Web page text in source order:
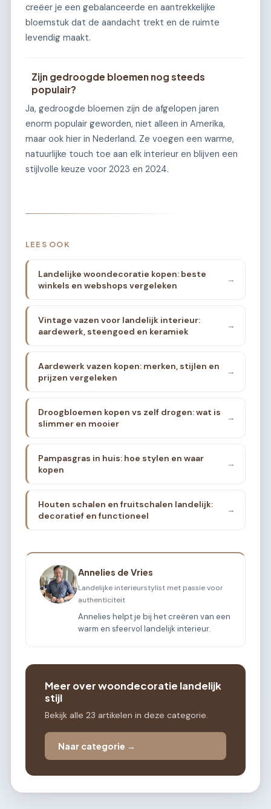
creëer je een gebalanceerde en aantrekkelijke
bloemstuk dat de aandacht trekt en de ruimte
levendig maakt.
Zijn gedroogde bloemen nog steeds
populair?
Ja, gedroogde bloemen zijn de afgelopen jaren
enorm populair geworden, niet alleen in Amerika,
maar ook hier in Nederland. Ze voegen een warme,
natuurlijke touch toe aan elk interieur en blijven een
stijlvolle keuze voor 2023 en 2024.
LEES OOK
Landelijke woondecoratie kopen: beste
winkels en webshops vergeleken
→
Vintage vazen voor landelijk interieur:
aardewerk, steengoed en keramiek
→
Aardewerk vazen kopen: merken, stijlen en
prijzen vergeleken
→
Droogbloemen kopen vs zelf drogen: wat is
slimmer en mooier
→
Pampasgras in huis: hoe stylen en waar
kopen
→
Houten schalen en fruitschalen landelijk:
decoratief en functioneel
→
Annelies de Vries
Landelijke interieurstylist met passie voor
authenticiteit
Annelies helpt je bij het creëren van een
warm en sfeervol landelijk interieur.
Meer over woondecoratie landelijk
stijl
Bekijk alle 23 artikelen in deze categorie.
Naar categorie →